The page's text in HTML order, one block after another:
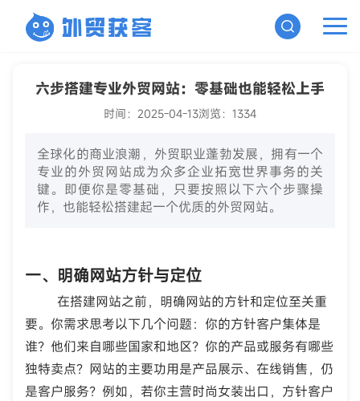
六步搭建专业外贸网站：零基础也能轻松上手
时间：2025-04-13浏览：1334
全球化的商业浪潮，外贸职业蓬勃发展，拥有一个
专业的外贸网站成为众多企业拓宽世界事务的关
键。即便你是零基础，只要按照以下六个步骤操
作，也能轻松搭建起一个优质的外贸网站。
一、明确网站方针与定位
在搭建网站之前，明确网站的方针和定位至关重
要。你需求思考以下几个问题：你的方针客户集体是
谁？他们来自哪些国家和地区？你的产品或服务有哪些
独特卖点？网站的主要功用是产品展示、在线销售，仍
是客户服务？例如，若你主营时尚女装出口，方针客户